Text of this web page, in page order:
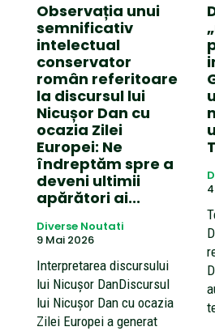
Observația unui
semnificativ
intelectual
conservator
român referitoare
la discursul lui
Nicușor Dan cu
ocazia Zilei
Europei: Ne
îndreptăm spre a
deveni ultimii
apărători ai...
Diverse Noutati
9 Mai 2026
Interpretarea discursului
lui Nicușor DanDiscursul
lui Nicușor Dan cu ocazia
Zilei Europei a generat